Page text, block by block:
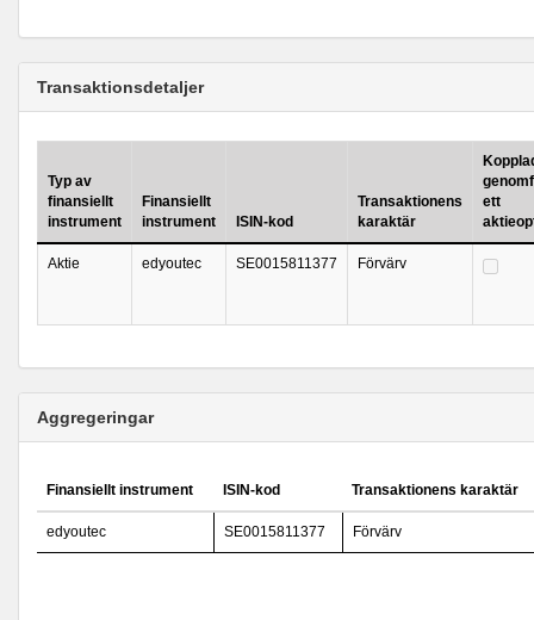
Transaktionsdetaljer
Typ av
finansiellt
instrument
Finansiellt
instrument
ISIN-kod
Transaktionens
karaktär
ett
Aktie edyoutec SE0015811377 Förvärv
Aggregeringar
Finansiellt instrument ISIN-kod Transaktionens karaktär
edyoutec SE0015811377 Förvärv